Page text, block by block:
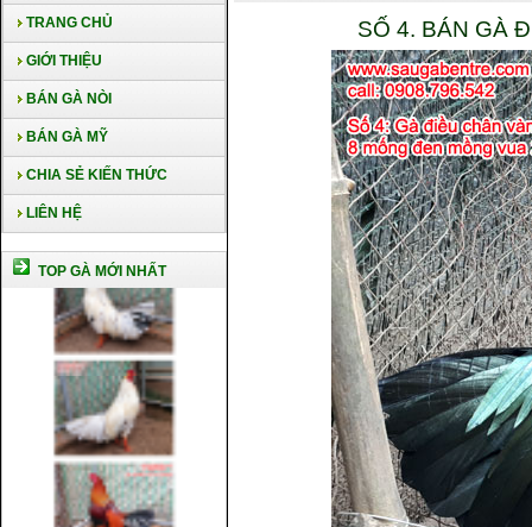
TRANG CHỦ
GIỚI THIỆU
BÁN GÀ NÒI
BÁN GÀ MỸ
CHIA SẺ KIẾN THỨC
LIÊN HỆ
TOP GÀ MỚI NHẤT
SỐ 4. BÁN GÀ